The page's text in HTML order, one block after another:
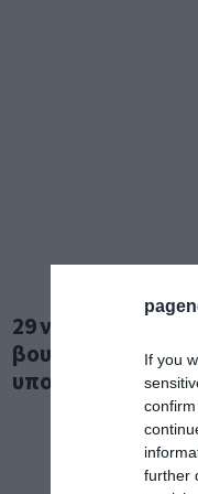
If you
further
29 νέα πρόσωπα
βουλευτές στην
υποκλοπές και